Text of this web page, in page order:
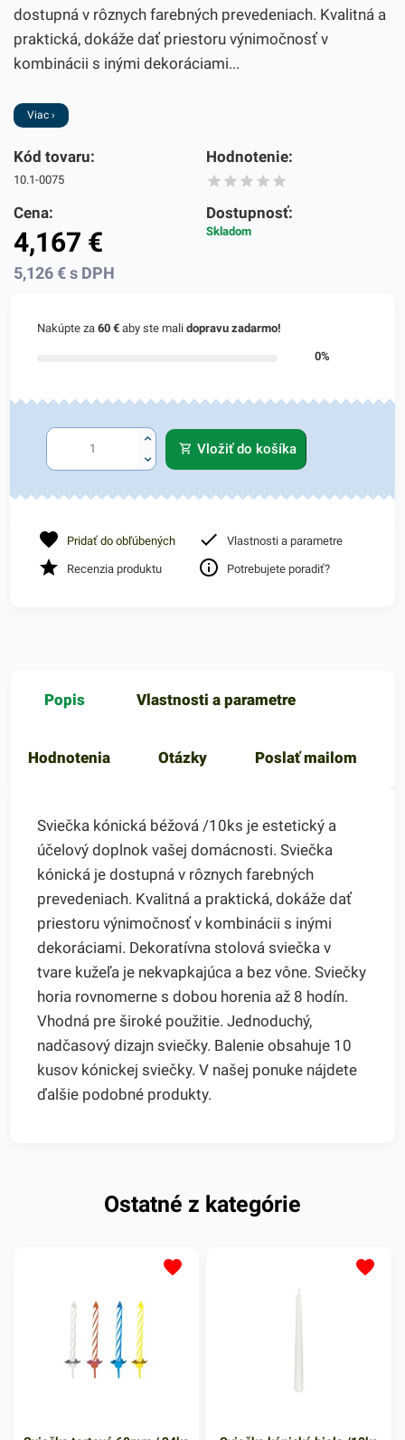
dostupná v rôznych farebných prevedeniach. Kvalitná a
praktická, dokáže dať priestoru výnimočnosť v
kombinácii s inými dekoráciami...
Viac ›
Kód tovaru:
10.1-0075
Hodnotenie:
Cena:
4,167 €
5,126€ s DPH
Dostupnosť:
Skladom
Nakúpte za60 € aby ste malidopravu zadarmo!
0%
Vložiť do košíka
Pridať do obľúbených Vlastnosti a parametre
Recenzia produktu Potrebujete poradiť?
Popis Vlastnosti a parametre
Hodnotenia Otázky Poslať mailom
Sviečka kónická béžová /10ks je estetický a
účelový doplnok vašej domácnosti. Sviečka
kónická je dostupná v rôznych farebných
prevedeniach. Kvalitná a praktická, dokáže dať
priestoru výnimočnosť v kombinácii s inými
dekoráciami. Dekoratívna stolová sviečka v
tvare kužeľa je nekvapkajúca a bez vône. Sviečky
horia rovnomerne s dobou horenia až 8 hodín.
Vhodná pre široké použitie. Jednoduchý,
nadčasový dizajn sviečky. Balenie obsahuje 10
kusov kónickej sviečky. V našej ponuke nájdete
ďalšie podobné produkty.
Ostatné z kategórie